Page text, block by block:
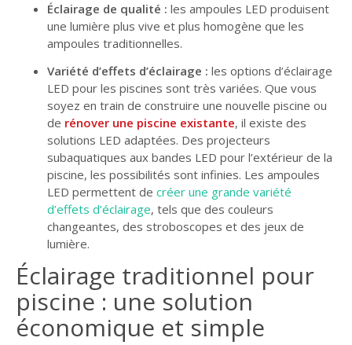
Éclairage de qualité : les ampoules LED produisent
une lumière plus vive et plus homogène que les
ampoules traditionnelles.
Variété d’effets d’éclairage : les options d’éclairage
LED pour les piscines sont très variées. Que vous
soyez en train de construire une nouvelle piscine ou
de rénover une piscine existante, il existe des
solutions LED adaptées. Des projecteurs
subaquatiques aux bandes LED pour l’extérieur de la
piscine, les possibilités sont infinies. Les ampoules
LED permettent de créer une grande variété
d’effets d’éclairage, tels que des couleurs
changeantes, des stroboscopes et des jeux de
lumière.
Éclairage traditionnel pour
piscine : une solution
économique et simple